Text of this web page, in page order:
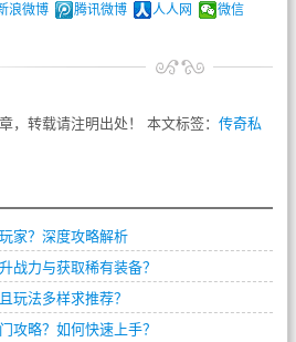
浪微博 腾讯微博 人人网 微信
，转载请注明出处！ 本文标签： 传奇私
家？深度攻略解析
战力与获取稀有装备？
玩法多样求推荐？
攻略？如何快速上手？